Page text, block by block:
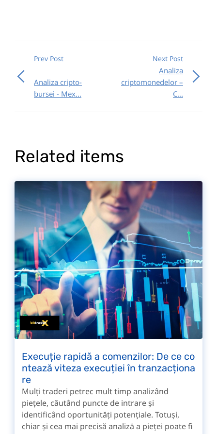
Prev Post
Analiza cripto-
bursei - Mex...
Next Post
Analiza
criptomonedelor –
C...
Related items
Execuție rapidă a comenzilor: De ce co
ntează viteza execuției în tranzacționa
re
Mulți traderi petrec mult timp analizând
piețele, căutând puncte de intrare și
identificând oportunități potențiale. Totuși,
chiar și cea mai precisă analiză a pieței poate fi